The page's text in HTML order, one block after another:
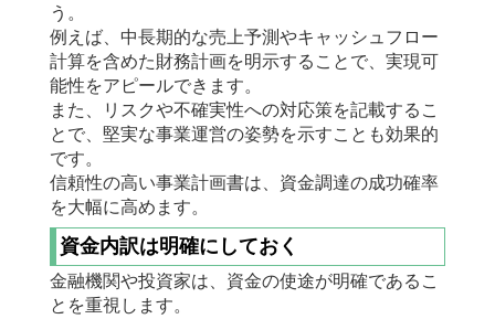
う。
例えば、中長期的な売上予測やキャッシュフロー
計算を含めた財務計画を明示することで、実現可
能性をアピールできます。
また、リスクや不確実性への対応策を記載するこ
とで、堅実な事業運営の姿勢を示すことも効果的
です。
信頼性の高い事業計画書は、資金調達の成功確率
を大幅に高めます。
資金内訳は明確にしておく
金融機関や投資家は、資金の使途が明確であるこ
とを重視します。